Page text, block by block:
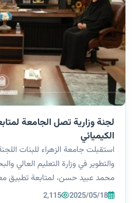
لجنة وزارية تصل الجامعة
الكيميائي
استقبلت جامعة الزهراء للبنات
والتطوير في وزارة التعليم العالي
محمد عبيد حسن، لمتابعة تطبيق
والبايولوجي والإشعاعي في
2025/05/18
2,115